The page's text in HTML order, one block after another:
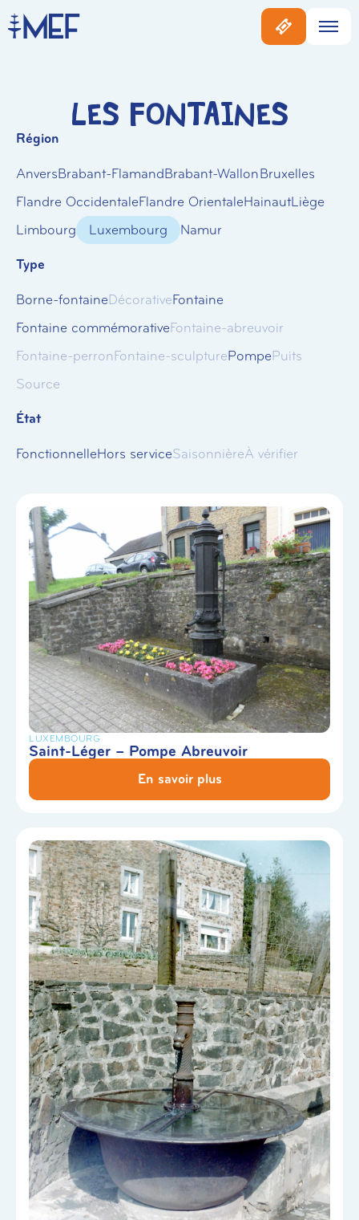
Les Fontaines
Région
AnversBrabant-FlamandBrabant-WallonBruxelles
Flandre OccidentaleFlandre OrientaleHainautLiège
Limbourg
Luxembourg Namur
Type
Borne-fontaineDécorativeFontaine
Fontaine commémorativeFontaine-abreuvoir
Fontaine-perronFontaine-sculpturePompePuits
Source
État
FonctionnelleHors serviceSaisonnièreÀ vérifier
LUXEMBOURG
Saint-Léger – Pompe Abreuvoir
En savoir plus